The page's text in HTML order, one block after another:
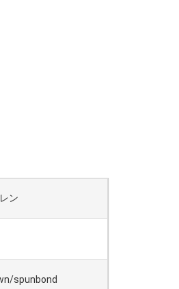
ン
spunbond